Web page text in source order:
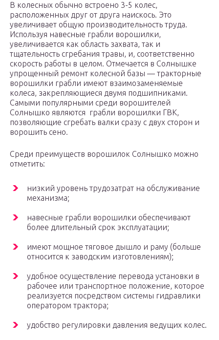
В колесных обычно встроено 3-5 колес,
расположенных друг от друга наискось. Это
увеличивает общую производительность труда.
Используя навесные грабли ворошилки,
увеличивается как область захвата, так и
тщательность сгребания травы, и, соответственно
скорость работы в целом. Отмечается в Солнышке
упрощенный ремонт колесной базы — тракторные
ворошилки грабли имеют взаимозаменяемые
колеса, закрепляющиеся двумя подшипниками.
Самыми популярными среди ворошителей
Солнышко являются грабли ворошилки ГВК,
позволяющие сгребать валки сразу с двух сторон и
ворошить сено.
Среди преимуществ ворошилок Солнышко можно
отметить:
низкий уровень трудозатрат на обслуживание
механизма;
навесные грабли ворошилки обеспечивают
более длительный срок эксплуатации;
имеют мощное тяговое дышло и раму (больше
относится к заводским изготовлениям);
удобное осуществление перевода установки в
рабочее или транспортное положение, которое
реализуется посредством системы гидравлики
оператором трактора;
удобство регулировки давления ведущих колес.